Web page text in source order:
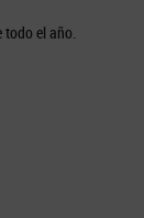
el año.